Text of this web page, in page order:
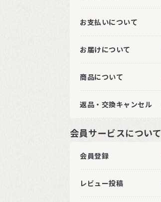
お支払いについて
お届けについて
商品について
返品・交換キャンセル
会員サービスについて
会員登録
レビュー投稿